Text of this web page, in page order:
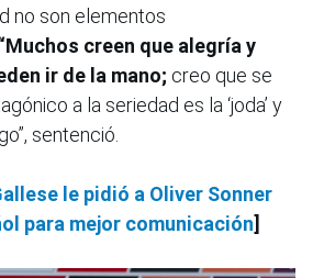
no son elementos
creen que alegría y
ir de la mano; creo que se
a la seriedad es la ‘joda’ y
sentenció.
le pidió a Oliver Sonner
para mejor comunicación]